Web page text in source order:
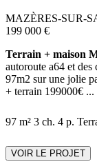
MAZÈRES-SUR-
199 000 €
Terrain + maison
autoroute a64 et des
97m2 sur une jolie
+ terrain 199000€ ...
97 m² 3 ch. 4 p.
VOIR LE PROJET